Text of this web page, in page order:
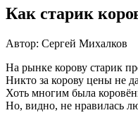
Как старик
Автор: Сергей Михалков
На рынке корову старик
Никто за корову цены не
Хоть многим была
Но, видно, не нравилась